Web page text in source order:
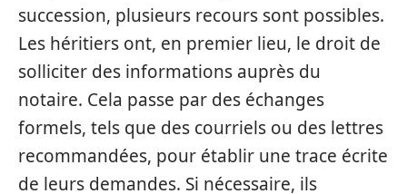
succession, plusieurs recours sont possibles.
Les héritiers ont, en premier lieu, le droit de
solliciter des informations auprès du
notaire. Cela passe par des échanges
formels, tels que des courriels ou des lettres
recommandées, pour établir une trace écrite
de leurs demandes. Si nécessaire, ils